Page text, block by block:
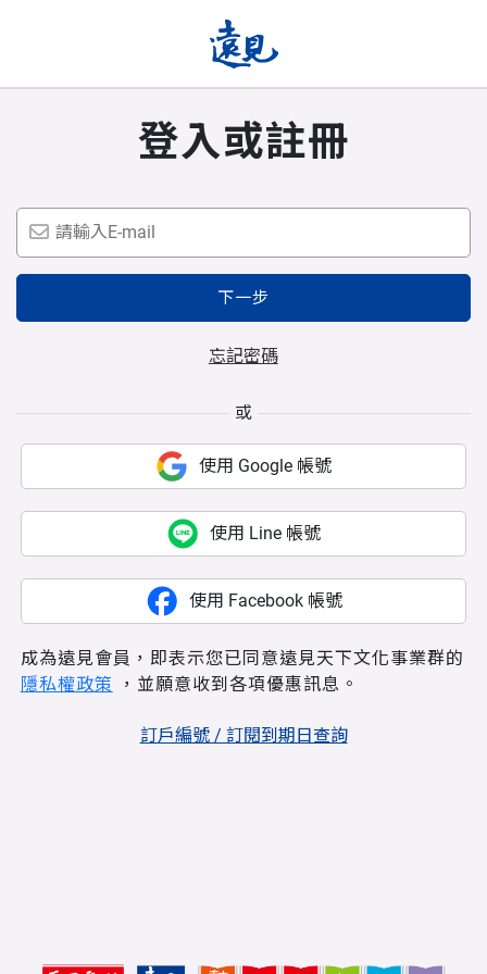
登入或註冊
下一步
忘記密碼
或
使用 Google 帳號
使用 Line 帳號
使用 Facebook 帳號
成為遠見會員，即表示您已同意遠見天下文化事業群的
隱私權政策 ，並願意收到各項優惠訊息。
訂戶編號 / 訂閱到期日查詢